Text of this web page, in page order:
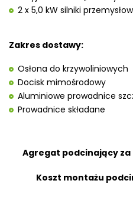
2 x 5,0 kW silniki
Zakres dostawy:
Osłona do krzywoliniowych
Docisk mimośrodowy
Aluminiowe prowadnice
Prowadnice składane
Agregat podcinający za
Koszt montażu